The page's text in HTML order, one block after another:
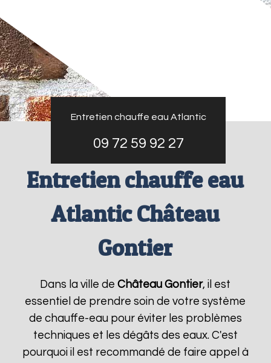
Entretien chauffe eau Atlantic
09 72 59 92 27
Entretien chauffe eau
Atlantic Château
Gontier
Dans la ville deChâteau Gontier, il est
essentiel de prendre soin de votre système
de chauffe-eau pour éviter les problèmes
techniques et les dégâts des eaux. C'est
pourquoi il est recommandé de faire appel à